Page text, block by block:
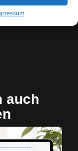
auch